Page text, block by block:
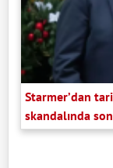
Starmer’dan
skandalında